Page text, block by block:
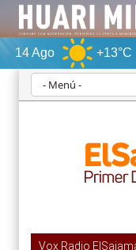
+13°C 15 Ago